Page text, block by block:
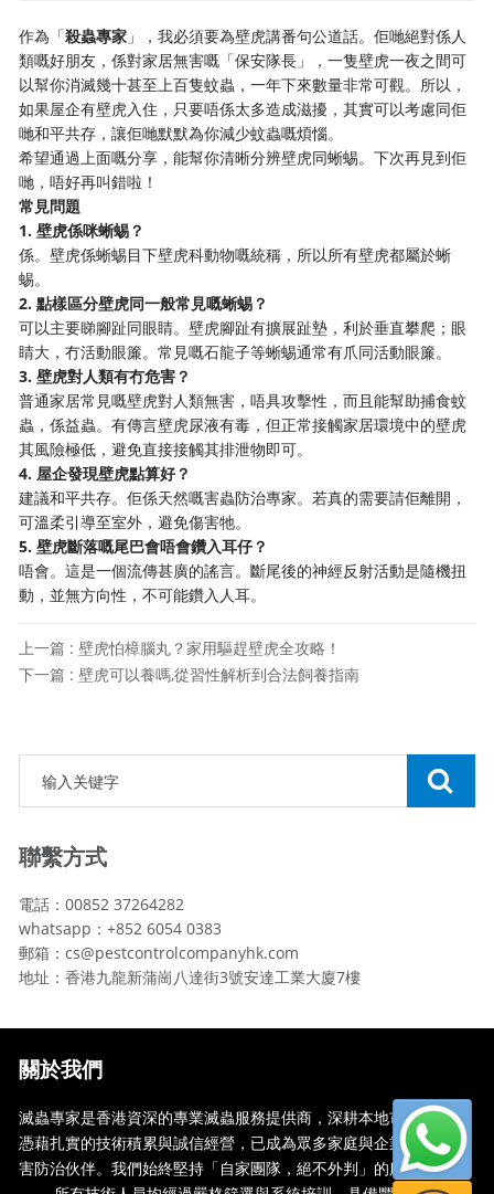
作為「殺蟲專家 」，我必須要為壁虎講番句公道話。佢哋絕對係人
類嘅好朋友，係對家居無害嘅「保安隊長」，一隻壁虎一夜之間可
以幫你消滅幾十甚至上百隻蚊蟲，一年下來數量非常可觀。所以，
如果屋企有壁虎入住，只要唔係太多造成滋擾，其實可以考慮同佢
哋和平共存，讓佢哋默默為你減少蚊蟲嘅煩惱。
希望通過上面嘅分享，能幫你清晰分辨壁虎同蜥蜴。下次再見到佢
哋，唔好再叫錯啦！
常見問題
1. 壁虎係咪蜥蜴？
係。壁虎係蜥蜴目下壁虎科動物嘅統稱，所以所有壁虎都屬於蜥
蜴。
2. 點樣區分壁虎同一般常見嘅蜥蜴？
可以主要睇腳趾同眼睛。壁虎腳趾有擴展趾墊，利於垂直攀爬；眼
睛大，冇活動眼簾。常見嘅石龍子等蜥蜴通常有爪同活動眼簾。
3. 壁虎對人類有冇危害？
普通家居常見嘅壁虎對人類無害，唔具攻擊性，而且能幫助捕食蚊
蟲，係益蟲。有傳言壁虎尿液有毒，但正常接觸家居環境中的壁虎
其風險極低，避免直接接觸其排泄物即可。
4. 屋企發現壁虎點算好？
建議和平共存。佢係天然嘅害蟲防治專家。若真的需要請佢離開，
可溫柔引導至室外，避免傷害牠。
5. 壁虎斷落嘅尾巴會唔會鑽入耳仔？
唔會。這是一個流傳甚廣的謠言。斷尾後的神經反射活動是隨機扭
動，並無方向性，不可能鑽入人耳。
上一篇 : 壁虎怕樟腦丸？家用驅趕壁虎全攻略！
下一篇 : 壁虎可以養嗎,從習性解析到合法飼養指南
聯繫方式
電話：00852 37264282
whatsapp：+852 6054 0383
郵箱：cs@pestcontrolcompanyhk.com
地址：香港九龍新蒲崗八達街3號安達工業大廈7樓
關於我們
滅蟲專家是香港資深的專業滅蟲服務提供商，深耕本地市場多年，
憑藉扎實的技術積累與誠信經營，已成為眾多家庭與企業信賴的蟲
害防治伙伴。我們始終堅持「自家團隊，絕不外判」的服務承諾